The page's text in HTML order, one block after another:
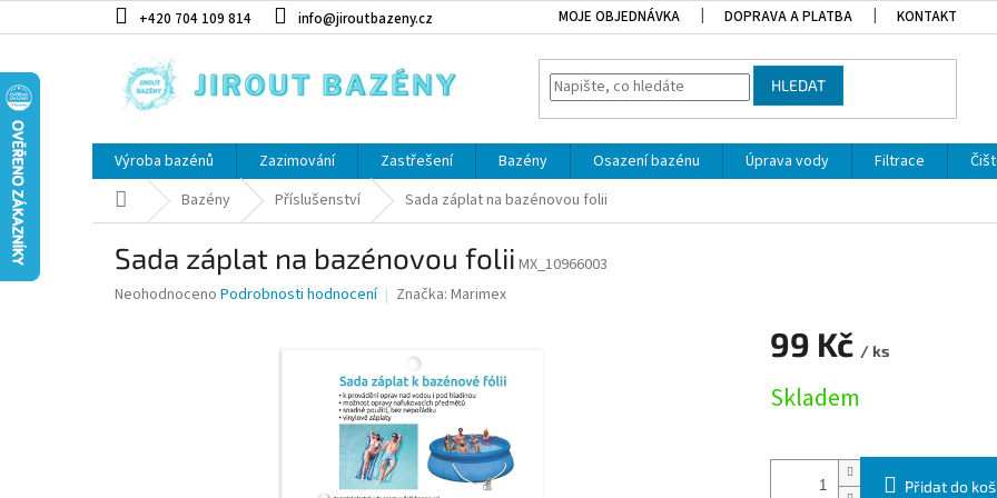
+420 704 109 814 info@jiroutbazeny.cz MOJE OBJEDNÁVKA DOPRAVA A PLATBA KONTAKT
HLEDAT
Výroba bazénů Zazimování Zastřešení Bazény Osazení bazénu Úprava vody Filtrace
Domů Bazény Příslušenství Sada záplat na bazénovou folii
Sada záplat na bazénovou folii MX_10966003
Průměrné hodnocení produktu je 0,0 z 5 hvězdiček.
Neohodnoceno Podrobnosti hodnocení Značka: Marimex
99 Kč / ks
Skladem
Přidat do